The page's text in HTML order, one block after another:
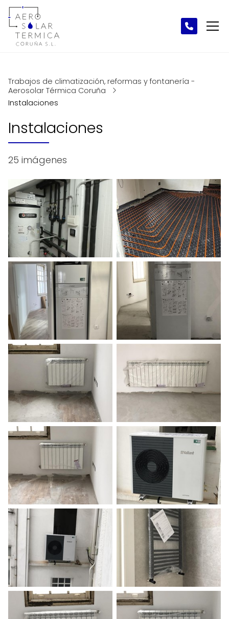
Trabajos de climatización, reformas y fontanería -
Aerosolar Térmica Coruña
Instalaciones
Instalaciones
25 imágenes